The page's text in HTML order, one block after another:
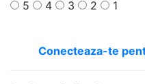
5
4 3 2 1
Conecteaza-te